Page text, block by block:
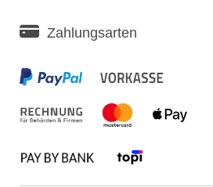
Zahlungsarten